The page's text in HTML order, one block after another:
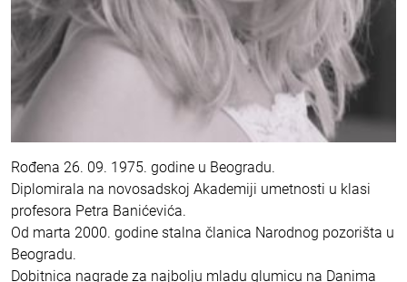
Rođena 26. 09. 1975. godine u Beogradu.
Diplomirala na novosadskoj Akademiji umetnosti u klasi
profesora Petra Banićevića.
Od marta 2000. godine stalna članica Narodnog pozorišta u
Beogradu.
Dobitnica nagrade za najbolju mladu glumicu na Danima